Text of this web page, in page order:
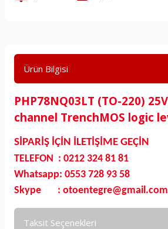
Ürün Bilgisi
PHP78NQ03LT (TO-220)
channel TrenchMOS logic
SİPARİŞ İÇİN İLETİŞİME GEÇİN
TELEFON : 0212 324 81 81
Whatsapp: 0553 728 93 58
Skype : otoentegre@gmail.com
Taksit Seçenekleri